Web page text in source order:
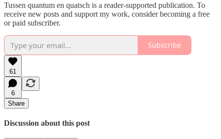
Tussen quantum en quatsch is a reader-supported publication. To
receive new posts and support my work, consider becoming a free
or paid subscriber.
Subscribe
61
6
Share
Discussion about this post